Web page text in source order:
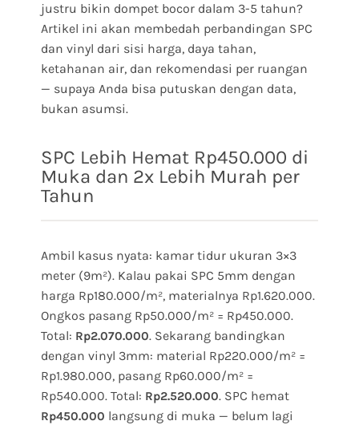
justru bikin dompet bocor dalam 3-5 tahun?
Artikel ini akan membedah perbandingan SPC
dan vinyl dari sisi harga, daya tahan,
ketahanan air, dan rekomendasi per ruangan
— supaya Anda bisa putuskan dengan data,
bukan asumsi.
SPC Lebih Hemat Rp450.000 di
Muka dan 2x Lebih Murah per
Tahun
Ambil kasus nyata: kamar tidur ukuran 3×3
meter (9m²). Kalau pakai SPC 5mm dengan
harga Rp180.000/m², materialnya Rp1.620.000.
Ongkos pasang Rp50.000/m² = Rp450.000.
Total: Rp2.070.000. Sekarang bandingkan
dengan vinyl 3mm: material Rp220.000/m² =
Rp1.980.000, pasang Rp60.000/m² =
Rp540.000. Total: Rp2.520.000. SPC hemat
Rp450.000 langsung di muka — belum lagi